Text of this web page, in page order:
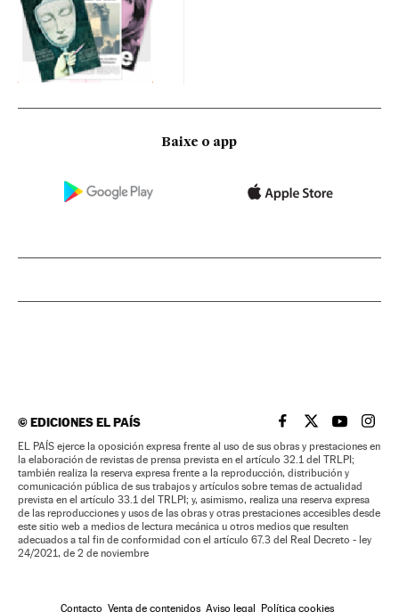
Baixe o app
©EDICIONES EL PAÍS EL PAÍS BRASIL EN
EL PAÍSEL PAÍS
EL
EL PAÍS ejerce la oposición expresa frente al uso de sus obras y prestaciones en
la elaboración de revistas de prensa prevista en el artículo 32.1 del TRLPI;
también realiza la reserva expresa frente a la reproducción, distribución y
comunicación pública de sus trabajos y artículos sobre temas de actualidad
prevista en el artículo 33.1 del TRLPI; y, asimismo, realiza una reserva expresa
de las reproducciones y usos de las obras y otras prestaciones accesibles desde
este sitio web a medios de lectura mecánica u otros medios que resulten
adecuados a tal fin de conformidad con el artículo 67.3 del Real Decreto - ley
24/2021, de 2 de noviembre
Contacto Venta de contenidos Aviso legal Política cookies